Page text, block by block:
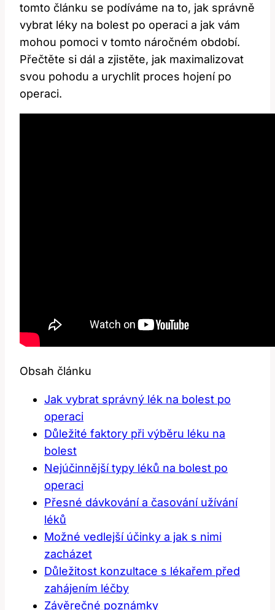
tomto článku ‍se​ podíváme‍ na to, jak správně
vybrat léky na bolest⁤ po operaci‍ a jak vám
mohou pomoci ‌v tomto náročném období.
Přečtěte si dál a zjistěte, jak maximalizovat
svou pohodu a ‌urychlit proces​ hojení ⁣po
operaci.
Obsah článku
Jak ‍vybrat správný lék na bolest po
operaci
Důležité faktory při výběru léku na
bolest
Nejúčinnější typy‌ léků ​na bolest po
operaci
Přesné⁤ dávkování a časování užívání
léků
Možné vedlejší účinky a jak s nimi
zacházet
Důležitost konzultace s lékařem před
⁣zahájením léčby
Závěrečné poznámky